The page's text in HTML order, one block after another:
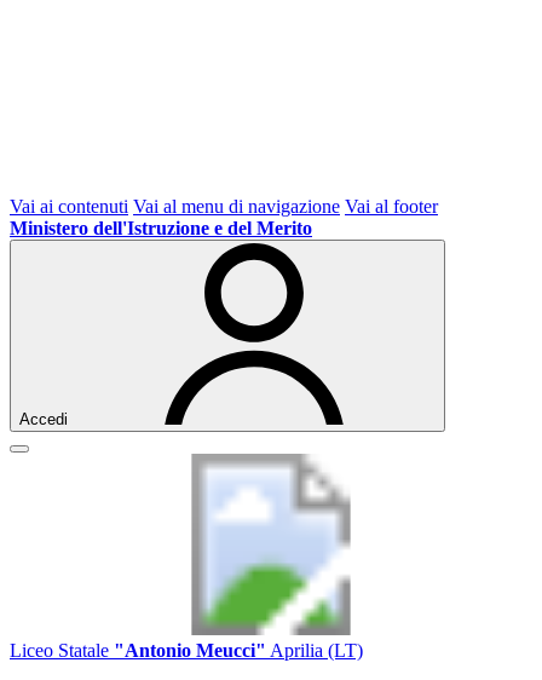
Vai ai contenuti Vai al menu di navigazione Vai al footer
Ministero dell'Istruzione e del Merito
Accedi
Liceo Statale "Antonio Meucci" Aprilia (LT)